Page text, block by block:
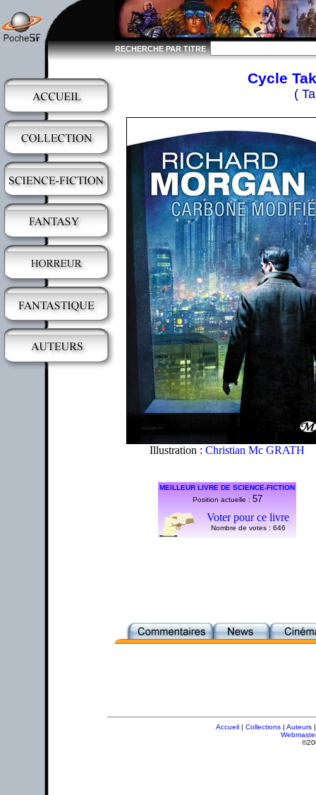
RECHERCHE PAR TITRE
Cycle
(
Illustration : Christian Mc GRATH
MEILLEUR LIVRE DE SCIENCE-FICTION
Position actuelle : 57
Voter pour ce livre
Nombre de votes : 646
Accueil | Collections | Auteurs